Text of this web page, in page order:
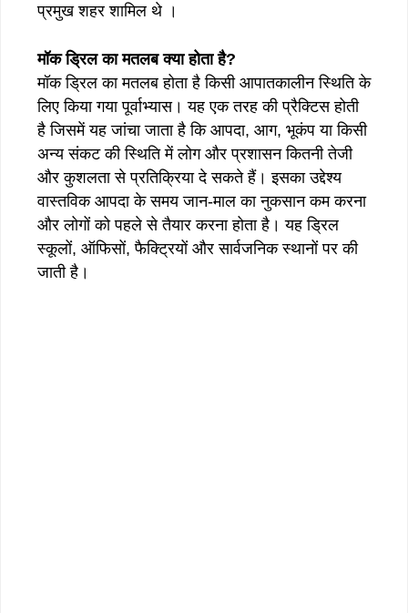
प्रमुख शहर शामिल थे ।
मॉक ड्रिल का मतलब क्या होता है?
मॉक ड्रिल का मतलब होता है किसी आपातकालीन स्थिति के
लिए किया गया पूर्वाभ्यास। यह एक तरह की प्रैक्टिस होती
है जिसमें यह जांचा जाता है कि आपदा, आग, भूकंप या किसी
अन्य संकट की स्थिति में लोग और प्रशासन कितनी तेजी
और कुशलता से प्रतिक्रिया दे सकते हैं। इसका उद्देश्य
वास्तविक आपदा के समय जान-माल का नुकसान कम करना
और लोगों को पहले से तैयार करना होता है। यह ड्रिल
स्कूलों, ऑफिसों, फैक्ट्रियों और सार्वजनिक स्थानों पर की
जाती है।